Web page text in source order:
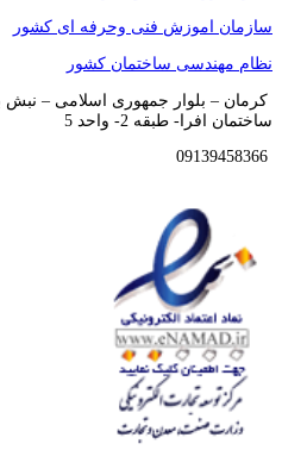
سازمان اموزش فنی وحرفه ای کشور
نظام مهندسی ساختمان کشور
کرمان – بلوار جمهوری اسلامی –
ساختمان افرا- طبقه 2- واحد 5